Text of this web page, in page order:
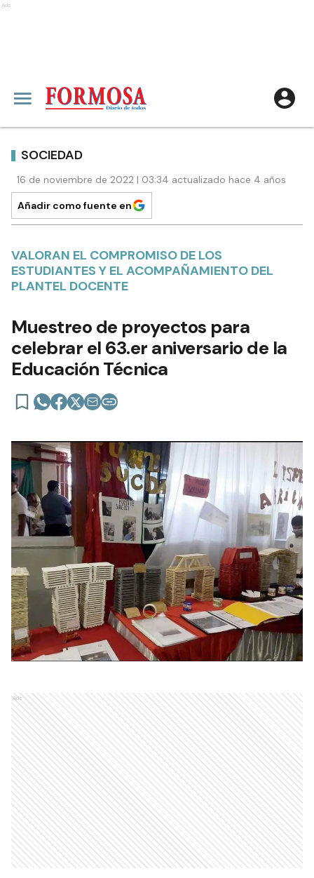
Ads
SOCIEDAD
16 de noviembre de 2022 | 03:34 actualizado hace 4 años
Añadir como fuente en
VALORAN EL COMPROMISO DE LOS
ESTUDIANTES Y EL ACOMPAÑAMIENTO DEL
PLANTEL DOCENTE
Muestreo de proyectos para
celebrar el 63.er aniversario de la
Educación Técnica
Ads